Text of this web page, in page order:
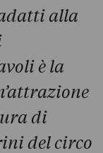
alla
è la
di
del circo